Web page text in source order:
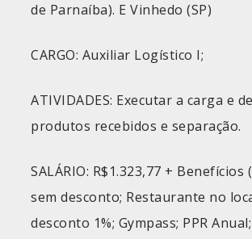
de Parnaíba). E Vinhedo (SP)
CARGO: Auxiliar Logístico I;
ATIVIDADES: Executar a carga e
produtos recebidos e separação.
SALÁRIO: R$1.323,77 + Benefícios
sem desconto; Restaurante no
desconto 1%; Gympass; PPR